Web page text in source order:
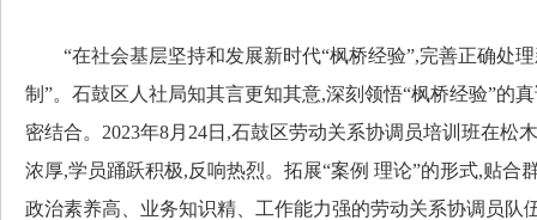
“在社会基层坚持和发展新时代“枫桥经验”,完善正确处理
制”。石鼓区人社局知其言更知其意,深刻领悟“枫桥经验”的
密结合。2023年8月24日,石鼓区劳动关系协调员培训班在松
浓厚,学员踊跃积极,反响热烈。拓展“案例 理论”的形式,贴合
政治素养高、业务知识精、工作能力强的劳动关系协调员队